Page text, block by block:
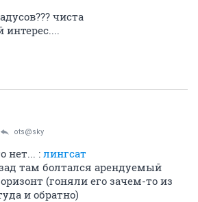
чиста
ots@sky
нет... : лингсат
там болтался арендуемый
(гоняли его зачем-то из
и обратно)